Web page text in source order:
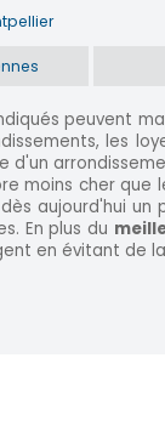
peuvent
les
d'un
moins cher que
aujourd'hui un
En plus du
en évitant de